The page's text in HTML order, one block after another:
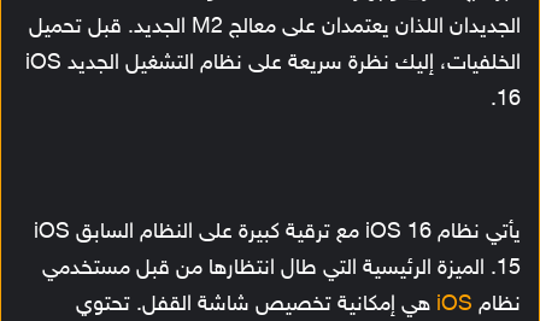
الجديدان اللذان يعتمدان على معالج M2 الجديد. قبل تحميل
الخلفيات، إليك نظرة سريعة على نظام التشغيل الجديد iOS
16.
يأتي نظام iOS 16 مع ترقية كبيرة على النظام السابق iOS
15. الميزة الرئيسية التي طال انتظارها من قبل مستخدمي
نظام iOS هي إمكانية تخصيص شاشة القفل. تحتوي